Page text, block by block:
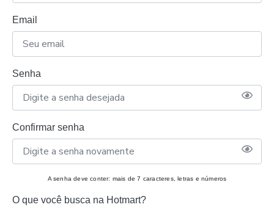
Email
Senha
Confirmar senha
A senha deve conter: mais de 7 caracteres, letras e números
O que você busca na Hotmart?